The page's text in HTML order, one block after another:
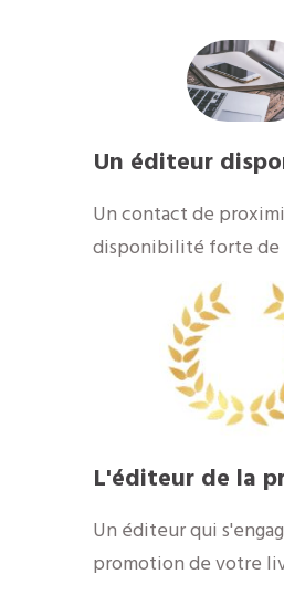
Un éditeur
​Un contact de
disponibilité forte
​L'éditeur de la
​Un éditeur qui
promotion de votre